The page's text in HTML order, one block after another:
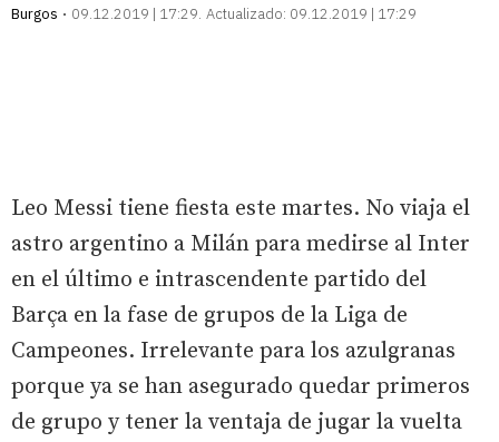
Burgos
09.12.2019 | 17:29 Actualizado: 09.12.2019 | 17:29
Leo Messi tiene fiesta este martes. No viaja el
astro argentino a Milán para medirse al Inter
en el último e intrascendente partido del
Barça en la fase de grupos de la Liga de
Campeones. Irrelevante para los azulgranas
porque ya se han asegurado quedar primeros
de grupo y tener la ventaja de jugar la vuelta